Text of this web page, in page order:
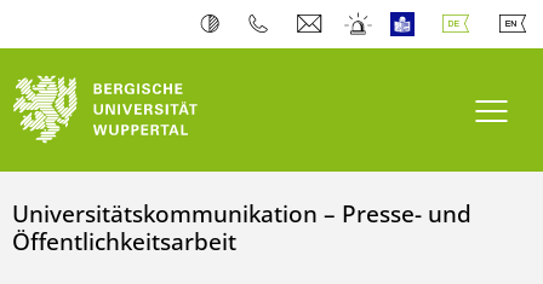
Universitätskommunikation – Presse- und
Öffentlichkeitsarbeit